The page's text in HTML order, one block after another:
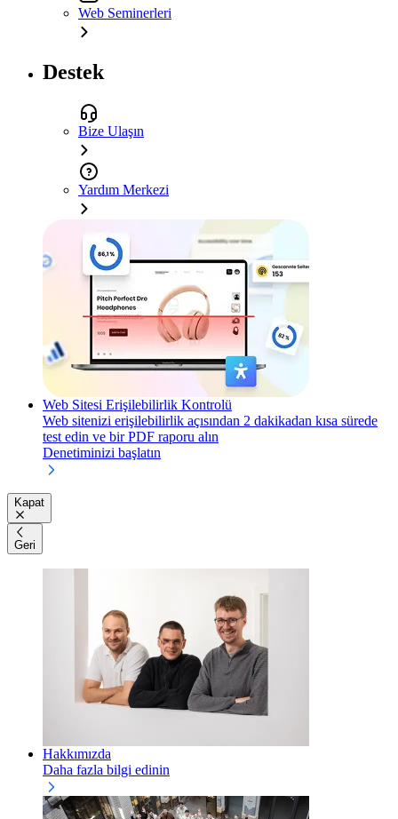
Web Seminerleri
Destek
Bize Ulaşın
Yardım Merkezi
Web Sitesi Erişilebilirlik Kontrolü
Web sitenizi erişilebilirlik açısından 2 dakikadan kısa sürede
test edin ve bir PDF raporu alın
Denetiminizi başlatın
Kapat
Geri
Hakkımızda
Daha fazla bilgi edinin